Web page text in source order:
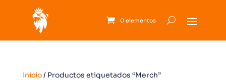
0 elementos
Inicio/ Productos etiquetados “Merch”